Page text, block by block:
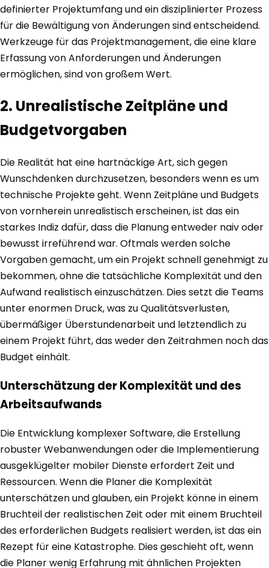
definierter Projektumfang und ein disziplinierter Prozess
für die Bewältigung von Änderungen sind entscheidend.
Werkzeuge für das Projektmanagement, die eine klare
Erfassung von Anforderungen und Änderungen
ermöglichen, sind von großem Wert.
2. Unrealistische Zeitpläne und
Budgetvorgaben
Die Realität hat eine hartnäckige Art, sich gegen
Wunschdenken durchzusetzen, besonders wenn es um
technische Projekte geht. Wenn Zeitpläne und Budgets
von vornherein unrealistisch erscheinen, ist das ein
starkes Indiz dafür, dass die Planung entweder naiv oder
bewusst irreführend war. Oftmals werden solche
Vorgaben gemacht, um ein Projekt schnell genehmigt zu
bekommen, ohne die tatsächliche Komplexität und den
Aufwand realistisch einzuschätzen. Dies setzt die Teams
unter enormen Druck, was zu Qualitätsverlusten,
übermäßiger Überstundenarbeit und letztendlich zu
einem Projekt führt, das weder den Zeitrahmen noch das
Budget einhält.
Unterschätzung der Komplexität und des
Arbeitsaufwands
Die Entwicklung komplexer Software, die Erstellung
robuster Webanwendungen oder die Implementierung
ausgeklügelter mobiler Dienste erfordert Zeit und
Ressourcen. Wenn die Planer die Komplexität
unterschätzen und glauben, ein Projekt könne in einem
Bruchteil der realistischen Zeit oder mit einem Bruchteil
des erforderlichen Budgets realisiert werden, ist das ein
Rezept für eine Katastrophe. Dies geschieht oft, wenn
die Planer wenig Erfahrung mit ähnlichen Projekten